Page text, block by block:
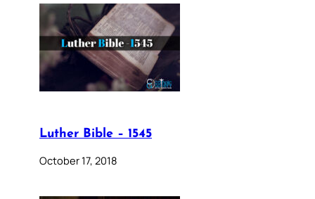
Luther Bible – 1545
October 17, 2018